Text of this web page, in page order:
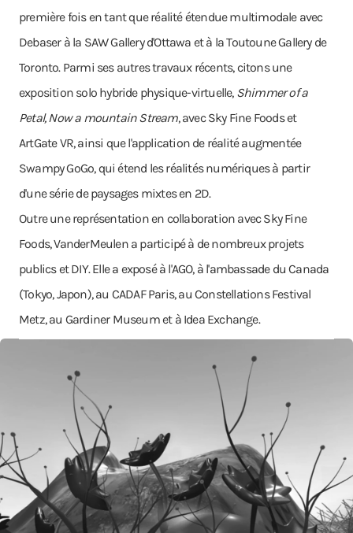
première fois en tant que réalité étendue multimodale avec
Debaser à la SAW Gallery d'Ottawa et à la Toutoune Gallery de
Toronto. Parmi ses autres travaux récents, citons une
exposition solo hybride physique-virtuelle, Shimmer of a
Petal, Now a mountain Stream, avec Sky Fine Foods et
ArtGate VR, ainsi que l'application de réalité augmentée
Swampy GoGo, qui étend les réalités numériques à partir
d'une série de paysages mixtes en 2D.
Outre une représentation en collaboration avec Sky Fine
Foods, VanderMeulen a participé à de nombreux projets
publics et DIY. Elle a exposé à l'AGO, à l'ambassade du Canada
(Tokyo, Japon), au CADAF Paris, au Constellations Festival
Metz, au Gardiner Museum et à Idea Exchange.